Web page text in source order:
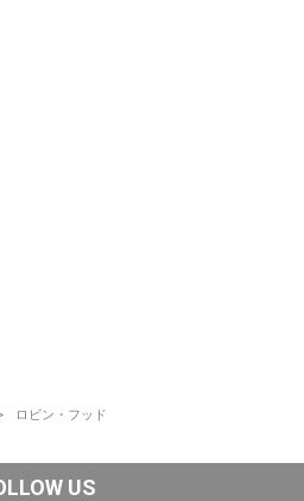
ロビン・フッド
US